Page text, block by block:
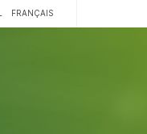
FRANÇAIS